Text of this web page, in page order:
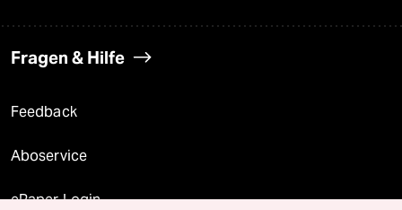
Fragen & Hilfe
Feedback
Aboservice
ePaper Login